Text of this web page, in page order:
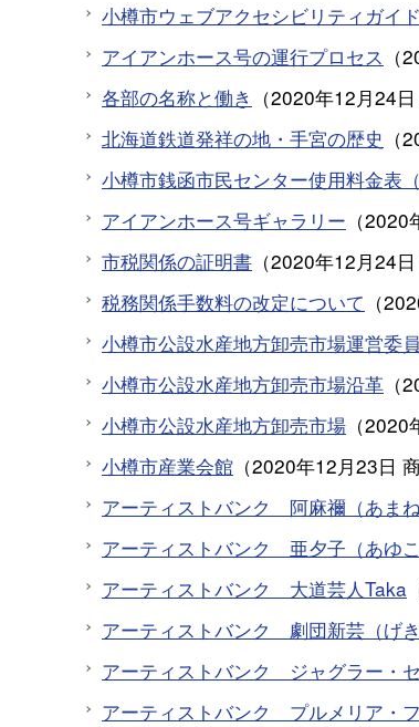
小樽市ウェブアクセシビリティガイ
アイアンホース号の運行プロセス （
各部の名称と働き （2020年12月24日
北海道鉄道発祥の地・手宮の歴史 （
小樽市銭函市民センター使用料金表
アイアンホース号ギャラリー （2020
市税関係の証明書 （2020年12月24日
税務関係手数料の改定について （
小樽市公設水産地方卸売市場運営委
小樽市公設水産地方卸売市場沿革 （
小樽市公設水産地方卸売市場 （2020
小樽市産業会館 （2020年12月23日
アーティストバンク 阿麻禰（あまね
アーティストバンク 亜夕子（あゆこ
アーティストバンク 大道芸人Taka
アーティストバンク 劇団新芸（げき
アーティストバンク ジャグラー・
アーティストバンク プルメリア・